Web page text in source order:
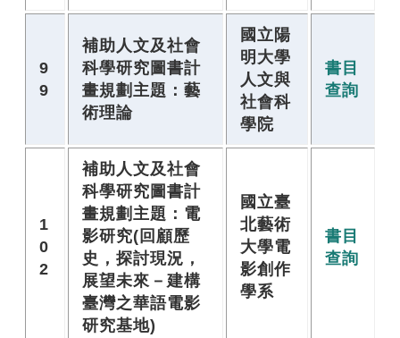
9
9
補助人文及社會
科學研究圖書計
畫規劃主題：藝
術理論
國立陽
明大學
人文與
社會科
學院
書目
查詢
1
0
2
補助人文及社會
科學研究圖書計
畫規劃主題：電
影研究(回顧歷
史，探討現況，
展望未來－建構
臺灣之華語電影
研究基地)
國立臺
北藝術
大學電
影創作
學系
書目
查詢